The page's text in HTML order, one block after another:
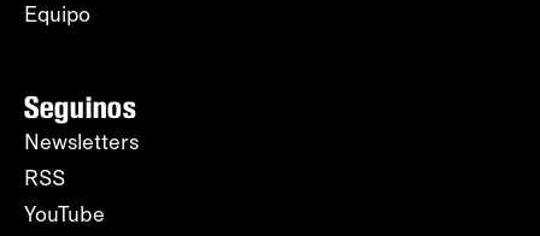
Equipo
Seguinos
Newsletters
RSS
YouTube